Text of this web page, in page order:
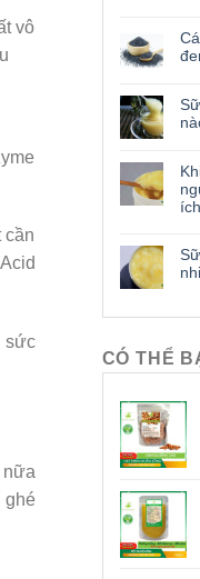
vô
cần
sức
nữa
ghé
CÓ THỂ